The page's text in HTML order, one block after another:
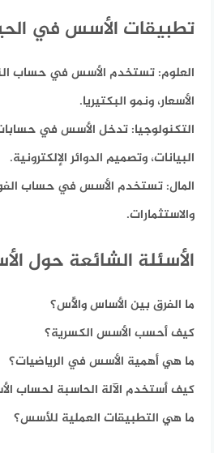
تطبيقات الأسس في
العلوم: تستخدم الأسس في حساب
الأسعار، ونمو البكتيريا.
التكنولوجيا: تدخل الأسس في
البيانات، وتصميم الدوائر الإلكترونية.
المال: تستخدم الأسس في حساب
والاستثمارات.
الأسئلة الشائعة حول
ما الفرق بين الأساس والأُس؟
كيف أحسب الأسس الكسرية؟
ما هي أهمية الأسس في الرياضيات؟
كيف أستخدم الآلة الحاسبة لحساب
ما هي التطبيقات العملية للأسس؟